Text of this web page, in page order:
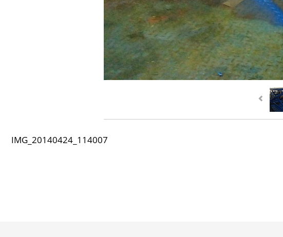
IMG_20140424_114007